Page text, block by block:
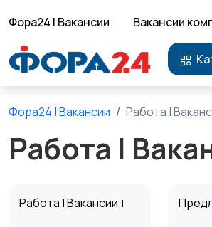
Фора24 | Вакансии Вакансии
Фора24 | Вакансии Работа |
Работа |
Работа | Вакансии 1